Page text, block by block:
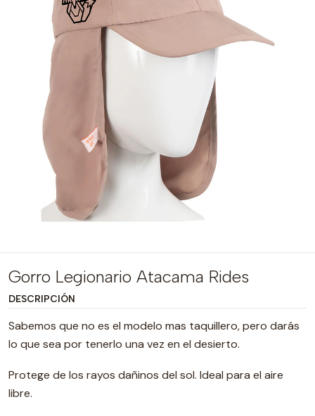
Gorro Legionario Atacama Rides
DESCRIPCIÓN
Sabemos que no es el modelo mas taquillero, pero darás
lo que sea por tenerlo una vez en el desierto.
Protege de los rayos dañinos del sol. Ideal para el aire
libre.